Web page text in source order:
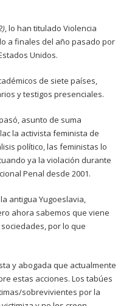
, lo han titulado Violencia
a finales del año pasado por
Unidos.
de siete países,
y testigos presenciales.
asunto de suma
la activista feminista de
político, las feministas lo
ya la violación durante
Penal desde 2001.
antigua Yugoeslavia,
ahora sabemos que viene
por lo que
y abogada que actualmente
estas acciones. Los tabúes
sobrevivientes por la